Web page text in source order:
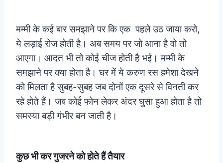
मम्मी के कई बार समझाने पर कि एक पहले उठ जाया करो,
ये लड़ाई रोज होती है। अब समय पर जो आना है वो तो
आएगा। आदत भी तो कोई चीज होती है भई। मम्मी के
समझाने पर क्या होता है। घर में ये करुण रस हमेशा देखने
को मिलता है सुबह-सुबह जब दोनों एक दूसरे से विनती कर
रहे होते हैं। जब कोई फोन लेकर अंदर घुसा हुआ होता है तो
समस्या बड़ी गंभीर बन जाती है।
कुछ भी कर गुजरने को होते हैं तैयार